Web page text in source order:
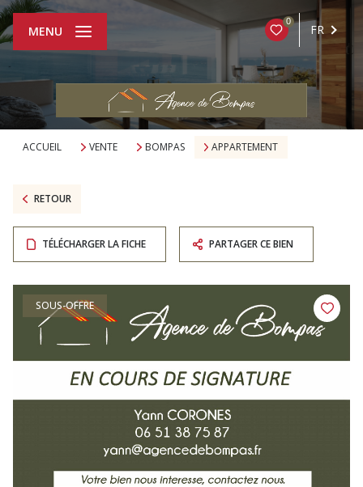
0
FR
MENU
ACCUEIL VENTE BOMPAS APPARTEMENT
RETOUR
TÉLÉCHARGER LA FICHE PARTAGER CE BIEN
SOUS-OFFRE